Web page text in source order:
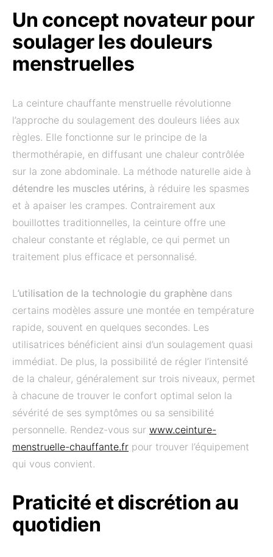
Un concept novateur pour
soulager les douleurs
menstruelles
La ceinture chauffante menstruelle révolutionne
l’approche du soulagement des douleurs liées aux
règles. Elle fonctionne sur le principe de la
thermothérapie, en diffusant une chaleur contrôlée
sur la zone abdominale. La méthode naturelle aide à
détendre les muscles utérins, à réduire les spasmes
et à apaiser les crampes. Contrairement aux
bouillottes traditionnelles, la ceinture offre une
chaleur constante et réglable, ce qui permet un
traitement plus efficace et personnalisé.
L’utilisation de la technologie du graphène dans
certains modèles assure une montée en température
rapide, souvent en quelques secondes. Les
utilisatrices bénéficient ainsi d’un soulagement quasi
immédiat. De plus, la possibilité de régler l’intensité
de la chaleur, généralement sur trois niveaux, permet
à chacune de trouver le confort optimal selon la
sévérité de ses symptômes ou sa sensibilité
personnelle. Rendez-vous sur www.ceinture-
menstruelle-chauffante.fr pour trouver l’équipement
qui vous convient.
Praticité et discrétion au
quotidien